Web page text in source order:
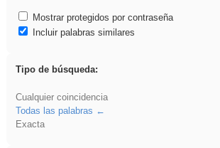
Mostrar protegidos por contraseña
Incluir palabras similares
Tipo de búsqueda:
Cualquier coincidencia
Todas las palabras
Exacta